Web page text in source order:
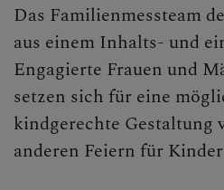
AKTUELLES
Das Familienmessteam
aus einem Inhalts- und
Engagierte Frauen und
setzen sich für eine
kindgerechte Gestaltung
anderen Feiern für